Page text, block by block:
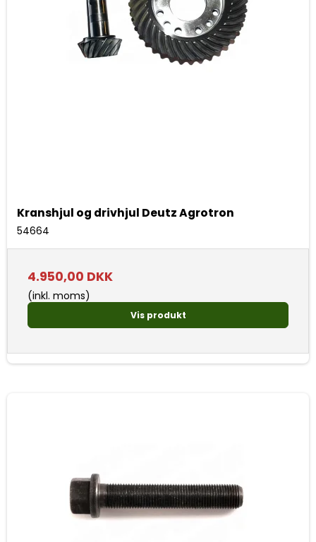
Kranshjul og drivhjul Deutz Agrotron
54664
4.950,00 DKK
(inkl. moms)
Vis produkt